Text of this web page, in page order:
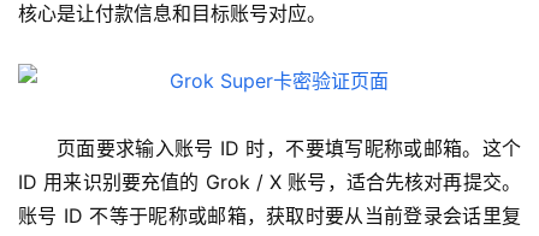
核心是让付款信息和目标账号对应。
页面要求输入账号 ID 时，不要填写昵称或邮箱。这个
ID 用来识别要充值的 Grok / X 账号，适合先核对再提交。
账号 ID 不等于昵称或邮箱，获取时要从当前登录会话里复